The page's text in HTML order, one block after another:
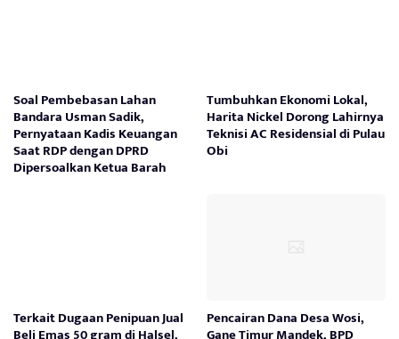
Soal Pembebasan Lahan
Bandara Usman Sadik,
Pernyataan Kadis Keuangan
Saat RDP dengan DPRD
Dipersoalkan Ketua Barah
Tumbuhkan Ekonomi Lokal,
Harita Nickel Dorong Lahirnya
Teknisi AC Residensial di Pulau
Obi
Terkait Dugaan Penipuan Jual Pencairan Dana Desa Wosi,